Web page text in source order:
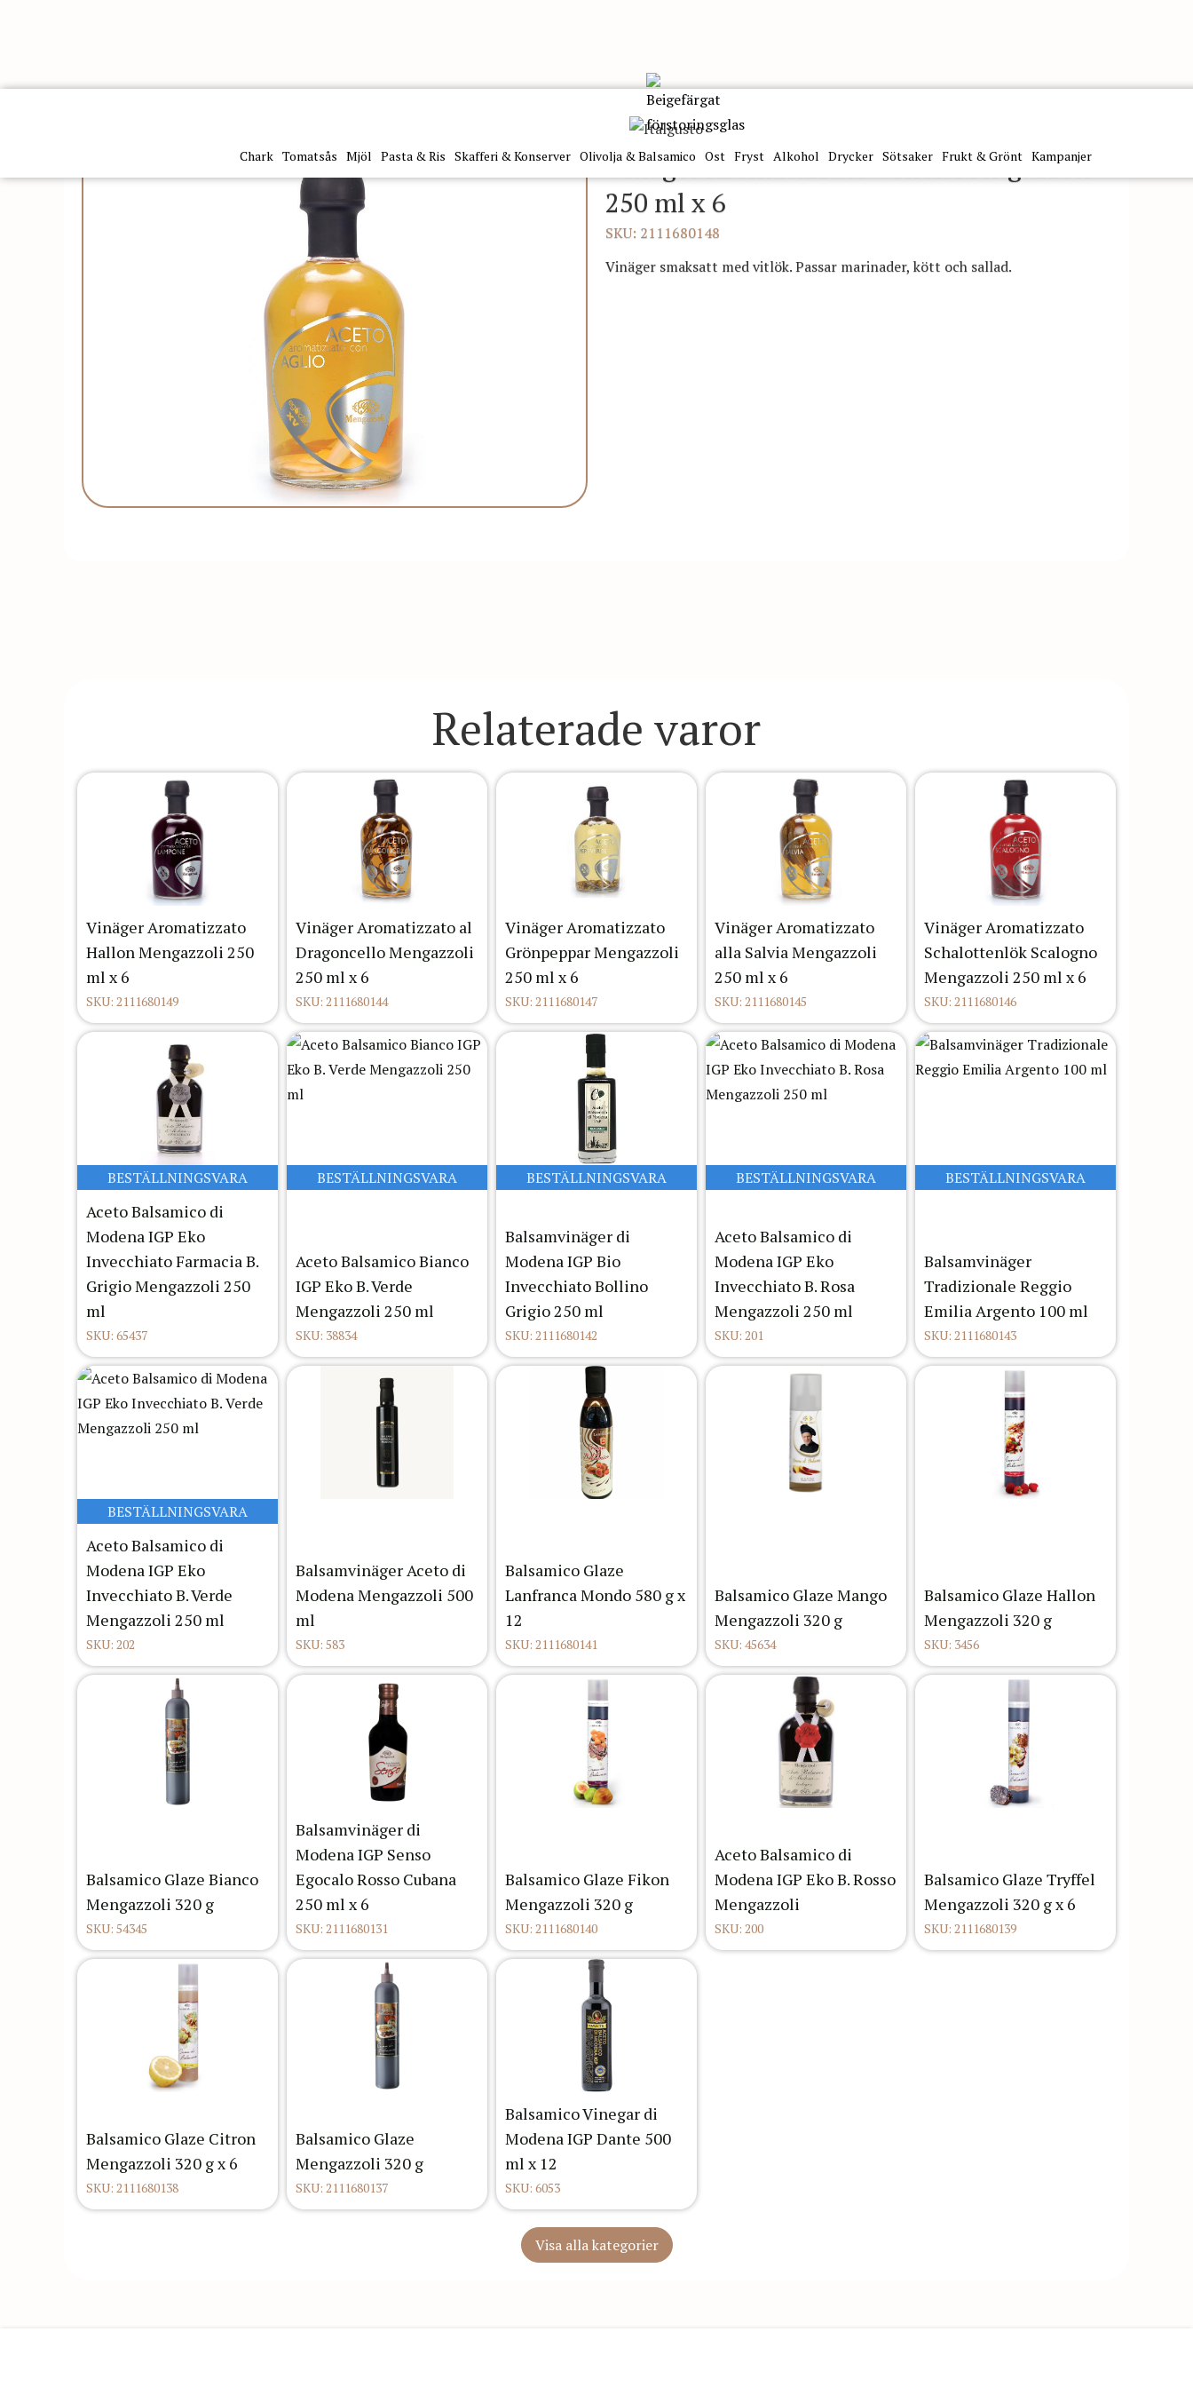
Chark Tomatsås Mjöl Pasta & Ris Skafferi & Konserver Olivolja & Balsamico Ost Fryst Alkohol Drycker Sötsaker Frukt & Grönt Kampanjer
Vinäger Aromatizzato Vitlök 6X250Ml Mengazzoli
Vinäger Aromatizzato Vitlök Mengazzoli
250 ml x 6
SKU: 2111680148
Vinäger smaksatt med vitlök. Passar marinader, kött och sallad.
Relaterade varor
Vinäger Aromatizzato
Hallon Mengazzoli 250
ml x 6
SKU: 2111680149
Vinäger Aromatizzato al
Dragoncello Mengazzoli
250 ml x 6
SKU: 2111680144
Vinäger Aromatizzato
Grönpeppar Mengazzoli
250 ml x 6
SKU: 2111680147
Vinäger Aromatizzato
alla Salvia Mengazzoli
250 ml x 6
SKU: 2111680145
Vinäger Aromatizzato
Schalottenlök Scalogno
Mengazzoli 250 ml x 6
SKU: 2111680146
BESTÄLLNINGSVARA
Aceto Balsamico di
Modena IGP Eko
Invecchiato Farmacia B.
Grigio Mengazzoli 250
ml
SKU: 65437
BESTÄLLNINGSVARA
Aceto Balsamico Bianco
IGP Eko B. Verde
Mengazzoli 250 ml
SKU: 38834
BESTÄLLNINGSVARA
Balsamvinäger di
Modena IGP Bio
Invecchiato Bollino
Grigio 250 ml
SKU: 2111680142
BESTÄLLNINGSVARA
Aceto Balsamico di
Modena IGP Eko
Invecchiato B. Rosa
Mengazzoli 250 ml
SKU: 201
BESTÄLLNINGSVARA
Balsamvinäger
Tradizionale Reggio
Emilia Argento 100 ml
SKU: 2111680143
BESTÄLLNINGSVARA
Aceto Balsamico di
Modena IGP Eko
Invecchiato B. Verde
Mengazzoli 250 ml
SKU: 202
Balsamvinäger Aceto di
Modena Mengazzoli 500
ml
SKU: 583
Balsamico Glaze
Lanfranca Mondo 580 g x
12
SKU: 2111680141
Balsamico Glaze Mango
Mengazzoli 320 g
SKU: 45634
Balsamico Glaze Hallon
Mengazzoli 320 g
SKU: 3456
Balsamico Glaze Bianco
Mengazzoli 320 g
SKU: 54345
Balsamvinäger di
Modena IGP Senso
Egocalo Rosso Cubana
250 ml x 6
SKU: 2111680131
Balsamico Glaze Fikon
Mengazzoli 320 g
SKU: 2111680140
Aceto Balsamico di
Modena IGP Eko B. Rosso
Mengazzoli
SKU: 200
Balsamico Glaze Tryffel
Mengazzoli 320 g x 6
SKU: 2111680139
Balsamico Glaze Citron
Mengazzoli 320 g x 6
SKU: 2111680138
Balsamico Glaze
Mengazzoli 320 g
SKU: 2111680137
Balsamico Vinegar di
Modena IGP Dante 500
ml x 12
SKU: 6053
Visa alla kategorier